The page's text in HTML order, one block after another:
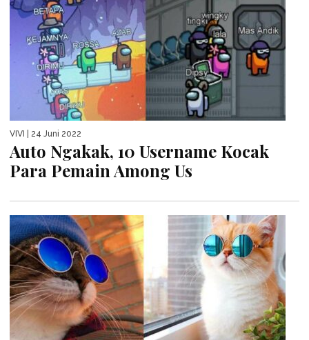
VIVI | 24 Juni 2022
Auto Ngakak, 10 Username Kocak
Para Pemain Among Us